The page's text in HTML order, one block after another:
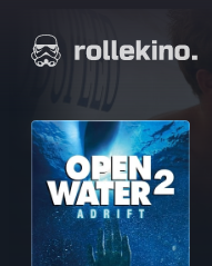
suoraan
Elokuvat ja elokuva-arviot | Rollekino.fi
lopputekstien
jälkeen.